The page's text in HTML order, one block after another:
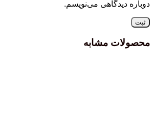
دوباره دیدگاهی می‌نویسم.
محصولات مشابه